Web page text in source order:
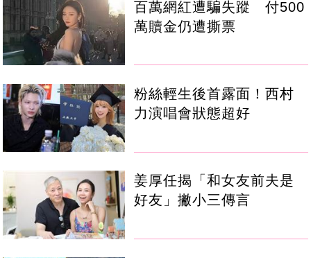
百萬網紅遭騙失蹤 付500
萬贖金仍遭撕票
粉絲輕生後首露面！西村
力演唱會狀態超好
姜厚任揭「和女友前夫是
好友」撇小三傳言